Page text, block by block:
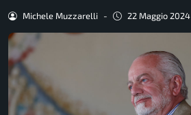
Michele Muzzarelli - 22 Maggio 2024